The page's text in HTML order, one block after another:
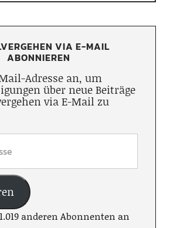
VIA E-MAIL
ABONNIEREN
Adresse an, um
über neue Beiträge
via E-Mail zu
anderen Abonnenten an